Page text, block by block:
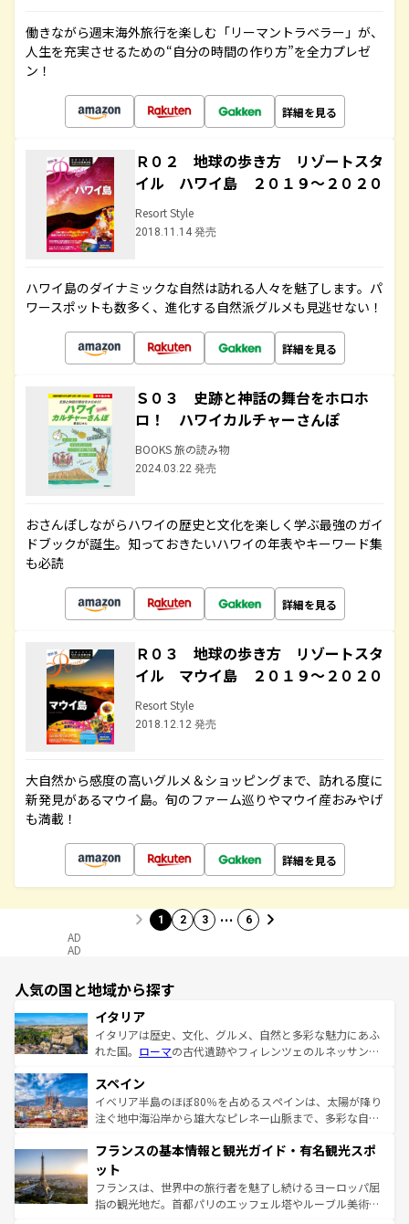
働きながら週末海外旅行を楽しむ「リーマントラベラー」が、
人生を充実させるための“自分の時間の作り方”を全力プレゼ
ン！
詳細を見る
Ｒ０２ 地球の歩き方 リゾートスタ
イル ハワイ島 ２０１９～２０２０
Resort Style
2018.11.14 発売
ハワイ島のダイナミックな自然は訪れる人々を魅了します。パ
ワースポットも数多く、進化する自然派グルメも見逃せない！
詳細を見る
Ｓ０３ 史跡と神話の舞台をホロホ
ロ！ ハワイカルチャーさんぽ
BOOKS 旅の読み物
2024.03.22 発売
おさんぽしながらハワイの歴史と文化を楽しく学ぶ最強のガイ
ドブックが誕生。知っておきたいハワイの年表やキーワード集
も必読
詳細を見る
Ｒ０３ 地球の歩き方 リゾートスタ
イル マウイ島 ２０１９～２０２０
Resort Style
2018.12.12 発売
大自然から感度の高いグルメ＆ショッピングまで、訪れる度に
新発見があるマウイ島。旬のファーム巡りやマウイ産おみやげ
も満載！
詳細を見る
1 2 3 … 6
AD
AD
人気の国と地域から探す
イタリア
イタリアは歴史、文化、グルメ、自然と多彩な魅力にあふ
れた国。 ローマの古代遺跡やフィレンツェのルネッサンス
ろん、トスカーナの美しい田園風景やアマルフィ海岸の絶
景など、自然景観も見逃せない。観光の合間には、本場の
ピザやパスタなど、絶品のイタリア料理を堪能することも
ませてくれるイタリアで、忘れられない旅をしてみよう！
なお、新着のイタリア情報は
しい。
スペイン
イベリア半島のほぼ80％を占めるスペインは、太陽が降り
注ぐ地中海沿岸から雄大なピレネー山脈まで、多彩な自然
文化が根付くこの国では、情熱的なフラメンコ、熱気あふ
れる闘牛、そして美味しいタパスが生活の一部となってい
る。首都マドリードの洗練された雰囲気や、バルセロナの
アートに溢れた街角から、地方では古代ローマ遺跡や中世
フランスの基本情報と観光ガイド・有名観光スポ
ット
フランスは、世界中の旅行者を魅了し続けるヨーロッパ屈
指の観光地だ。首都パリのエッフェル塔やルーブル美術館